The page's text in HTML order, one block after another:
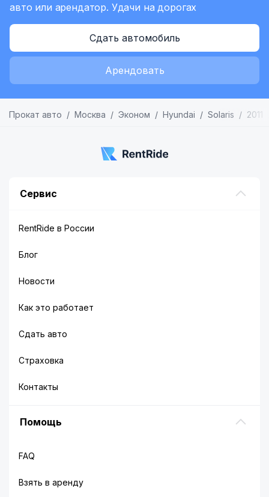
авто или арендатор. Удачи на дорогах
Сдать автомобиль
Арендовать
Прокат авто Москва Эконом Hyundai Solaris 2011
Сервис
RentRide в России
Блог
Новости
Как это работает
Сдать авто
Страховка
Контакты
Помощь
FAQ
Взять в аренду